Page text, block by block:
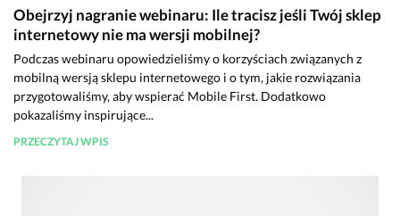
Obejrzyj nagranie webinaru: Ile tracisz jeśli Twój sklep
internetowy nie ma wersji mobilnej?
Podczas webinaru opowiedzieliśmy o korzyściach związanych z
mobilną wersją sklepu internetowego i o tym, jakie rozwiązania
przygotowaliśmy, aby wspierać Mobile First. Dodatkowo
pokazaliśmy inspirujące...
PRZECZYTAJ WPIS